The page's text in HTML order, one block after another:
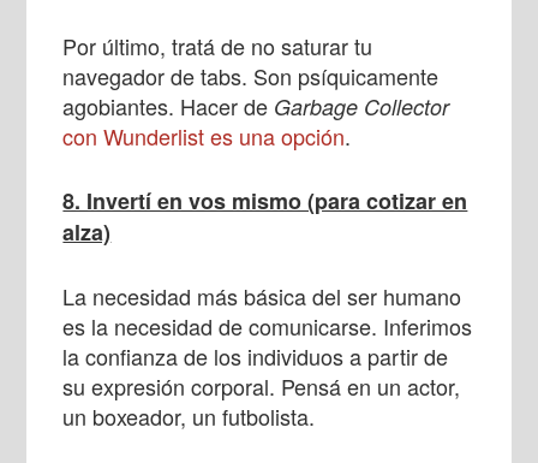
Por último, tratá de no saturar tu
navegador de tabs. Son psíquicamente
agobiantes. Hacer de Garbage Collector
con Wunderlist es una opción.
8. Invertí en vos mismo (para cotizar en
alza)
La necesidad más básica del ser humano
es la necesidad de comunicarse. Inferimos
la confianza de los individuos a partir de
su expresión corporal. Pensá en un actor,
un boxeador, un futbolista.